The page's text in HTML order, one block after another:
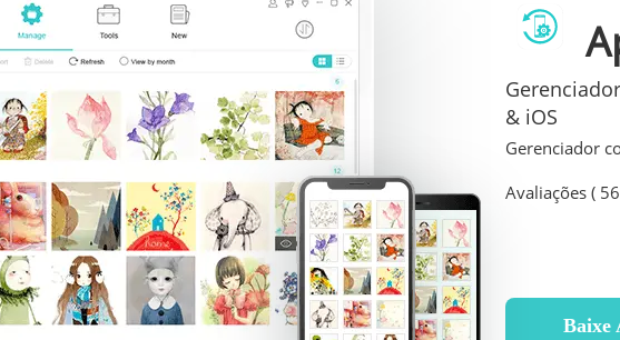
& iOS
Gerenciador
Avaliações (
Baixe